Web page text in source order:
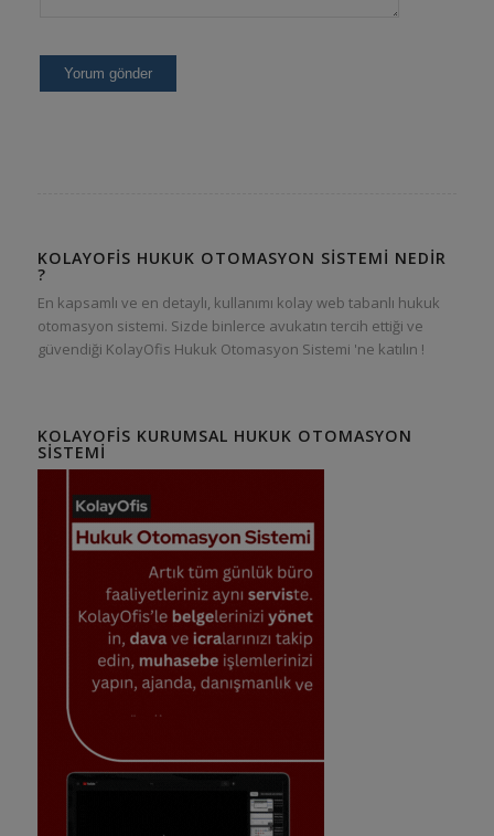
KOLAYOFIS HUKUK OTOMASYON SISTEMI NEDIR
?
En kapsamlı ve en detaylı, kullanımı kolay web tabanlı hukuk
otomasyon sistemi. Sizde binlerce avukatın tercih ettiği ve
güvendiği KolayOfis Hukuk Otomasyon Sistemi 'ne katılın !
KOLAYOFIS KURUMSAL HUKUK OTOMASYON
SISTEMI